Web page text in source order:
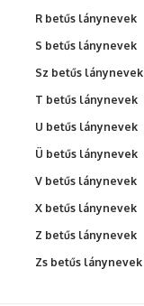
R betűs lánynevek
S betűs lánynevek
Sz betűs lánynevek
T betűs lánynevek
U betűs lánynevek
Ü betűs lánynevek
V betűs lánynevek
X betűs lánynevek
Z betűs lánynevek
Zs betűs lánynevek